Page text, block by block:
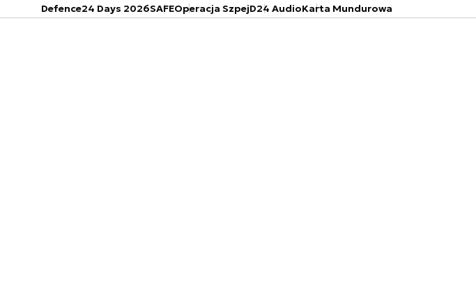
Defence24 Days 2026SAFEOperacja SzpejD24 AudioKarta Mundurowa